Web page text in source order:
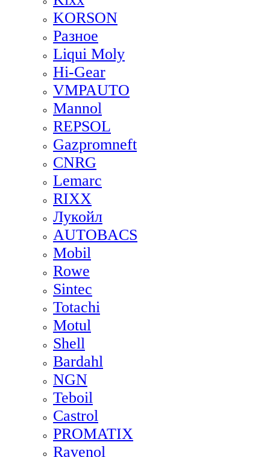
KORSON
Разное
Liqui Moly
Hi-Gear
VMPAUTO
Mannol
REPSOL
Gazpromneft
CNRG
Lemarc
RIXX
Лукойл
AUTOBACS
Mobil
Rowe
Sintec
Totachi
Motul
Shell
Bardahl
NGN
Teboil
Castrol
PROMATIX
Ravenol